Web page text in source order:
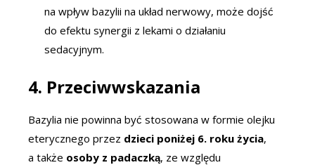
na wpływ bazylii na układ nerwowy, może dojść
do efektu synergii z lekami o działaniu
sedacyjnym.
4. Przeciwwskazania
Bazylia nie powinna być stosowana w formie olejku
eterycznego przez dzieci poniżej 6. roku życia,
a także osoby z padaczką, ze względu